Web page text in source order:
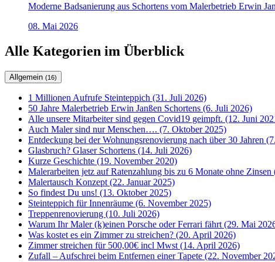
Moderne Badsanierung aus Schortens vom Malerbetrieb Erwin
08. Mai 2026
Alle Kategorien im Überblick
Allgemein (16)
1 Millionen Aufrufe Steinteppich (31. Juli 2026)
50 Jahre Malerbetrieb Erwin Janßen Schortens (6. Juli 2026)
Alle unsere Mitarbeiter sind gegen Covid19 geimpft. (12. Juni
Auch Maler sind nur Menschen…. (7. Oktober 2025)
Entdeckung bei der Wohnungsrenovierung nach über 30 Jahren
Glasbruch? Glaser Schortens (14. Juli 2026)
Kurze Geschichte (19. November 2020)
Malerarbeiten jetz auf Ratenzahlung bis zu 6 Monate ohne
Malertausch Konzept (22. Januar 2025)
So findest Du uns! (13. Oktober 2025)
Steinteppich für Innenräume (6. November 2025)
Treppenrenovierung (10. Juli 2026)
Warum Ihr Maler (k)einen Porsche oder Ferrari fährt (29. Mai
Was kostet es ein Zimmer zu streichen? (20. April 2026)
Zimmer streichen für 500,00€ incl Mwst (14. April 2026)
Zufall – Aufschrei beim Entfernen einer Tapete (22. November